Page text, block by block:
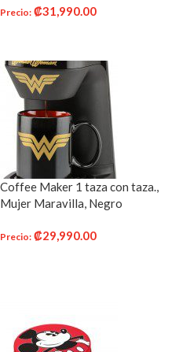
Precio: ₡31,990.00
Coffee Maker 1 taza con taza.,
Mujer Maravilla, Negro
Precio: ₡29,990.00